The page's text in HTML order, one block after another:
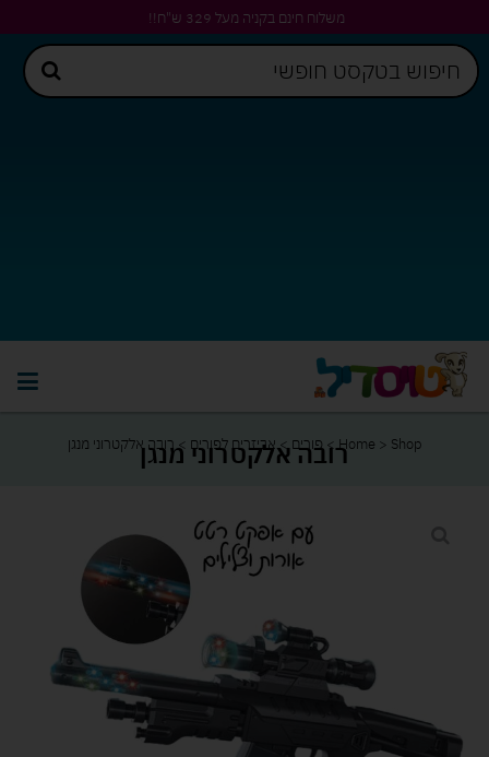
משלוח חינם בקניה מעל 329 ש"ח!!
Home > Shop
> פורים>אביזרים לפורים >רובה אלקטרוני מנגןרובה אלקטרוני מנגן